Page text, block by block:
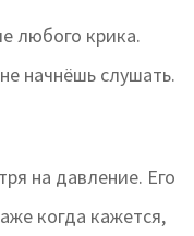
любого крика.
начнёшь слушать.
на давление. Его
когда кажется,